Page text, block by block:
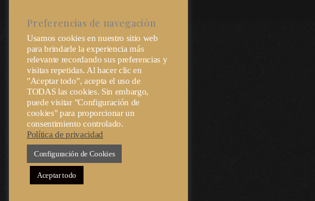
Preferencias de navegación
Usamos cookies en nuestro sitio web
para brindarle la experiencia más
relevante recordando sus preferencias y
visitas repetidas. Al hacer clic en
"Aceptar todo", acepta el uso de
TODAS las cookies. Sin embargo,
puede visitar "Configuración de
cookies" para proporcionar un
consentimiento controlado.
Política de privacidad
Configuración de Cookies
Aceptar todo